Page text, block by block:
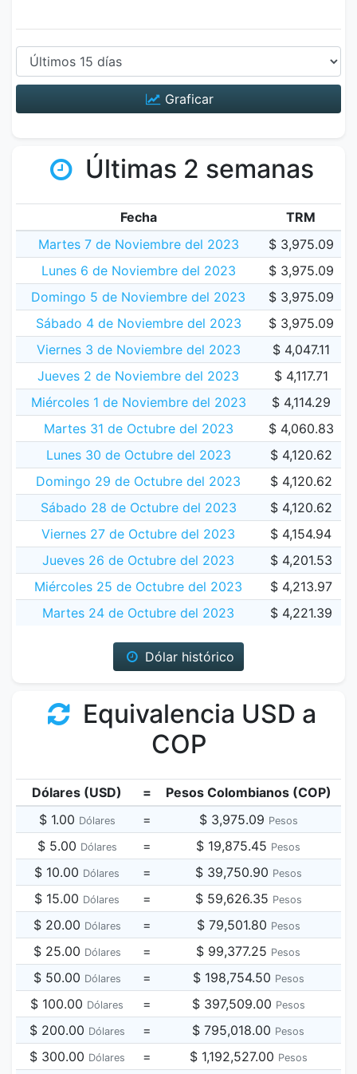
Graficar
Últimas 2 semanas
Fecha
TRM
Martes 7 de Noviembre del 2023
$ 3,975.09
Lunes 6 de Noviembre del 2023
$ 3,975.09
Domingo 5 de Noviembre del 2023
$ 3,975.09
Sábado 4 de Noviembre del 2023
$ 3,975.09
Viernes 3 de Noviembre del 2023
$ 4,047.11
Jueves 2 de Noviembre del 2023
$ 4,117.71
Miércoles 1 de Noviembre del 2023
$ 4,114.29
Martes 31 de Octubre del 2023
$ 4,060.83
Lunes 30 de Octubre del 2023
$ 4,120.62
Domingo 29 de Octubre del 2023
$ 4,120.62
Sábado 28 de Octubre del 2023
$ 4,120.62
Viernes 27 de Octubre del 2023
$ 4,154.94
Jueves 26 de Octubre del 2023
$ 4,201.53
Miércoles 25 de Octubre del 2023
$ 4,213.97
Martes 24 de Octubre del 2023
$ 4,221.39
Dólar histórico
Equivalencia USD a
COP
Dólares (USD) =
Pesos Colombianos (COP)
$ 1.00 Dólares = $ 3,975.09 Pesos
$ 5.00 Dólares = $ 19,875.45 Pesos
$ 10.00 Dólares = $ 39,750.90 Pesos
$ 15.00 Dólares = $ 59,626.35 Pesos
$ 20.00 Dólares = $ 79,501.80 Pesos
$ 25.00 Dólares = $ 99,377.25 Pesos
$ 50.00 Dólares = $ 198,754.50 Pesos
$ 100.00 Dólares = $ 397,509.00 Pesos
$ 200.00 Dólares = $ 795,018.00 Pesos
$ 300.00 Dólares = $ 1,192,527.00 Pesos